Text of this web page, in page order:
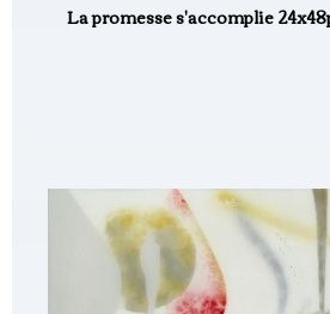
La promesse s'accomplie